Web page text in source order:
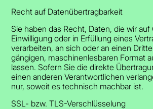
Recht auf Daten­übertrag­barkeit
Sie haben das Recht, Daten, die wir auf
Einwilligung oder in Erfüllung eines
verarbeiten, an sich oder an einen
gängigen, maschinenlesbaren Format
lassen. Sofern Sie die direkte
einen anderen Verantwortlichen
nur, soweit es technisch machbar ist.
SSL- bzw. TLS-Verschlüsselung